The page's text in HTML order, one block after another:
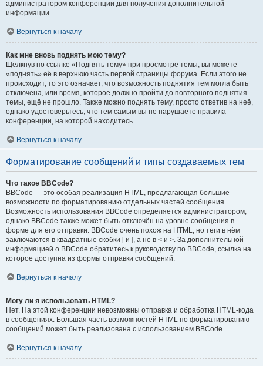
администратором конференции для получения дополнительной
информации.
Вернуться к началу
Как мне вновь поднять мою тему?
Щёлкнув по ссылке «Поднять тему» при просмотре темы, вы можете
«поднять» её в верхнюю часть первой страницы форума. Если этого не
происходит, то это означает, что возможность поднятия тем могла быть
отключена, или время, которое должно пройти до повторного поднятия
темы, ещё не прошло. Также можно поднять тему, просто ответив на неё,
однако удостоверьтесь, что тем самым вы не нарушаете правила
конференции, на которой находитесь.
Вернуться к началу
Форматирование сообщений и типы создаваемых тем
Что такое BBCode?
BBCode — это особая реализация HTML, предлагающая большие
возможности по форматированию отдельных частей сообщения.
Возможность использования BBCode определяется администратором,
однако BBCode также может быть отключён на уровне сообщения в
форме для его отправки. BBCode очень похож на HTML, но теги в нём
заключаются в квадратные скобки [ и ], а не в < и >. За дополнительной
информацией о BBCode обратитесь к руководству по BBCode, ссылка на
которое доступна из формы отправки сообщений.
Вернуться к началу
Могу ли я использовать HTML?
Нет. На этой конференции невозможны отправка и обработка HTML-кода
в сообщениях. Большая часть возможностей HTML по форматированию
сообщений может быть реализована с использованием BBCode.
Вернуться к началу